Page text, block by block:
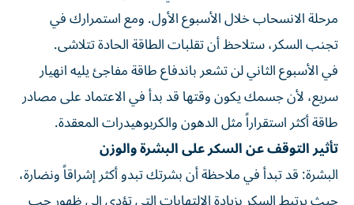
مرحلة الانسحاب خلال الأسبوع الأول. ومع استمرارك في
تجنب السكر، ستلاحظ أن تقلبات الطاقة الحادة تتلاشى.
في الأسبوع الثاني لن تشعر باندفاع طاقة مفاجئ يليه انهيار
سريع، لأن جسمك يكون وقتها قد بدأ في الاعتماد على مصادر
طاقة أكثر استقراراً مثل الدهون والكربوهيدرات المعقدة.
تأثير التوقف عن السكر على البشرة والوزن
البشرة: قد تبدأ في ملاحظة أن بشرتك تبدو أكثر إشراقاً ونضارة،